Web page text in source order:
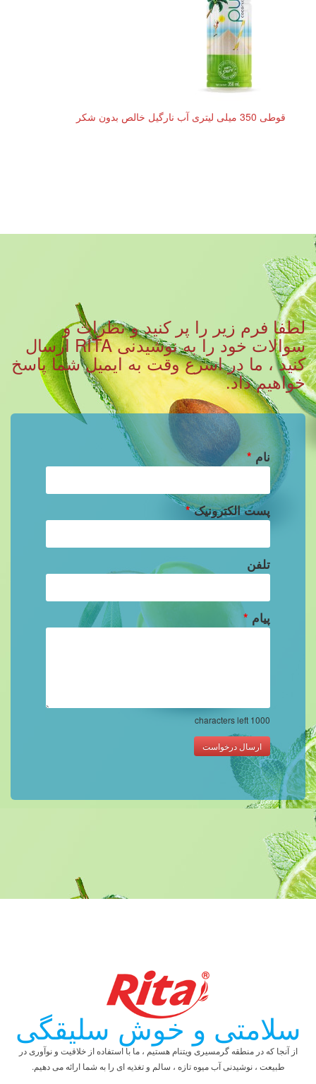
قوطی 350 میلی لیتری آب نارگیل خالص بدون شکر
لطفا فرم زیر را پر کنید و نظرات و
سوالات خود را به نوشیدنی RITA ارسال
کنید ، ما در اسرع وقت به ایمیل شما پاسخ
خواهیم داد.
نام *
پست الکترونیک*
تلفن
پیام *
1000
ارسال درخواست
سلامتی و خوش سلیقگی
از آنجا که در منطقه گرمسیری ویتنام هستیم ، ما با استفاده از خلاقیت و نوآوری در
طبیعت ، نوشیدنی آب میوه تازه ، سالم و تغذیه ای را به شما ارائه می دهیم.